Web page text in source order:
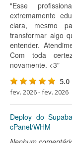
"Esse
extremamente
clara, mesmo
transformar algo
entender.
Com toda
novamente. <3"
5.0
fev. 2026 - fev. 2026
Deploy do
cPanel/WHM